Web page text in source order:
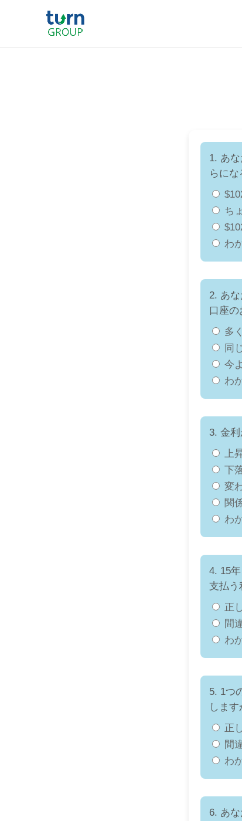
1. あ
らにな
ち
わ
2. あ
口座の
多
同
今
わ
3. 金
上
下
変
関
わ
4. 15
支払う
正
間
わ
5. 1つ
します
正
間
わ
6. あ